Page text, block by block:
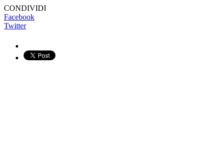
CONDIVIDI
Facebook
Twitter